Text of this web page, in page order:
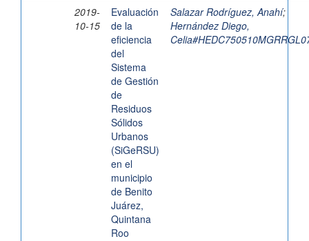
2019-
10-15
Evaluación
de la
eficiencia
del
Sistema
de Gestión
de
Residuos
Sólidos
Urbanos
(SiGeRSU)
en el
municipio
de Benito
Juárez,
Quintana
Roo
Salazar Rodríguez, Anahí;
Hernández Diego,